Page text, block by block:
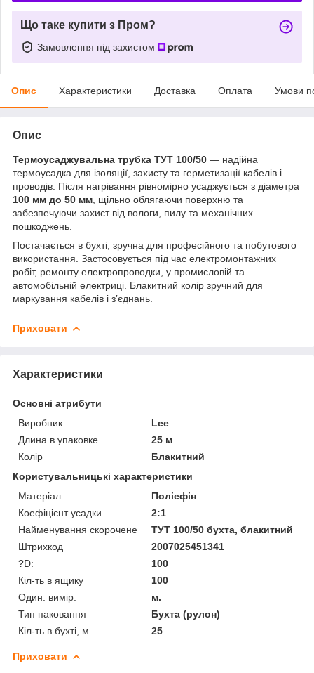
Що таке купити з Пром?
Замовлення під захистом
Опис Характеристики Доставка Оплата Умови
Опис
Термоусаджувальна трубка ТУТ 100/50 — надійна
термоусадка для ізоляції, захисту та герметизації кабелів і
проводів. Після нагрівання рівномірно усаджується з діаметра
100 мм до 50 мм , щільно облягаючи поверхню та
забезпечуючи захист від вологи, пилу та механічних
пошкоджень.
Постачається в бухті, зручна для професійного та побутового
використання. Застосовується під час електромонтажних
робіт, ремонту електропроводки, у промисловій та
автомобільній електриці. Блакитний колір зручний для
маркування кабелів і з’єднань.
Приховати
Характеристики
Основні атрибути
Виробник
Lee
Длина в упаковке
25 м
Колір
Блакитний
Користувальницькі характеристики
Матеріал
Поліефін
Коефіцієнт усадки
2:1
Найменування скорочене
ТУТ 100/50 бухта, блакитний
Штрихкод
2007025451341
?D:
100
Кіл-ть в ящику
100
Один. вимір.
м.
Тип паковання
Бухта (рулон)
Кіл-ть в бухті, м
25
Приховати